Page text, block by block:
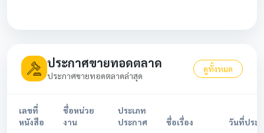
ประกาศขายทอดตลาด
ประกาศขายทอดตลาดล่าสุด
ดูทั้งหมด
เลขที่
หนังสือ
ชื่อหน่วย
งาน
ประเภท
ประกาศ
ชื่อเรื่อง วันที่ประ